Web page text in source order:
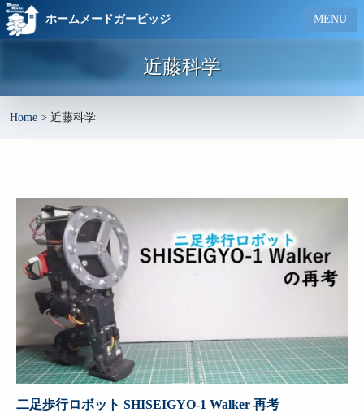
ホームメードガービッジ MENU
近藤科学
Home > 近藤科学
二足歩行ロボット SHISEIGYO-1 Walker 再考